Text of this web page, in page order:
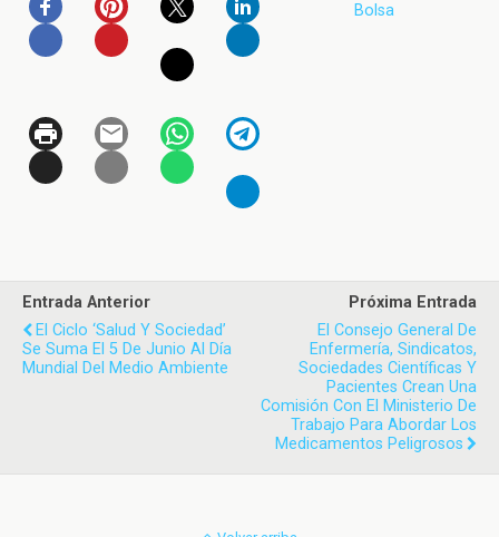
Bolsa
Entrada Anterior
El Ciclo ‘Salud Y Sociedad’
Se Suma El 5 De Junio Al Día
Mundial Del Medio Ambiente
Próxima Entrada
El Consejo General De
Enfermería, Sindicatos,
Sociedades Científicas Y
Pacientes Crean Una
Comisión Con El Ministerio De
Trabajo Para Abordar Los
Medicamentos Peligrosos